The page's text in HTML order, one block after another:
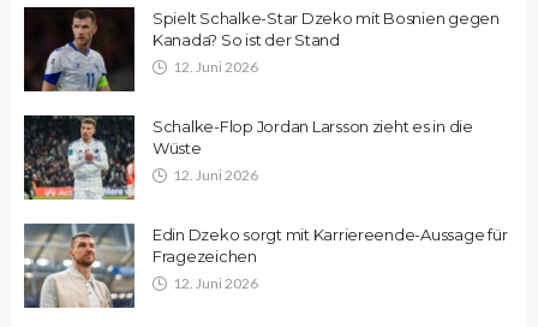
Spielt Schalke-Star Dzeko mit Bosnien gegen
Kanada? So ist der Stand
12. Juni 2026
Schalke-Flop Jordan Larsson zieht es in die
Wüste
12. Juni 2026
Edin Dzeko sorgt mit Karriereende-Aussage für
Fragezeichen
12. Juni 2026